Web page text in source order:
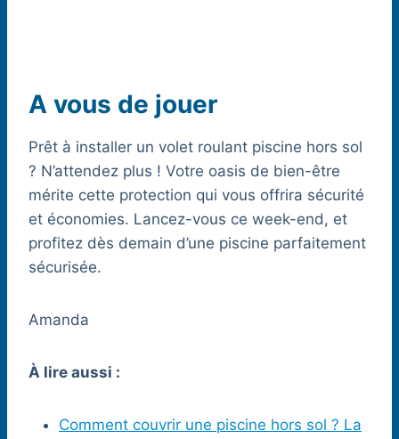
A vous de jouer
Prêt à installer un volet roulant piscine hors sol
? N’attendez plus ! Votre oasis de bien-être
mérite cette protection qui vous offrira sécurité
et économies. Lancez-vous ce week-end, et
profitez dès demain d’une piscine parfaitement
sécurisée.
Amanda
À lire aussi :
Comment couvrir une piscine hors sol ? La